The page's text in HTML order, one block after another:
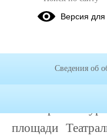
Акция
здоровье!»
«СОШ №8»
«Выбирай:
площади
Версия
Сведения об